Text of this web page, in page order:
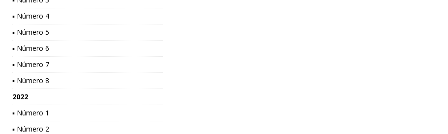
▪ Número 4
▪ Número 5
▪ Número 6
▪ Número 7
▪ Número 8
2022
▪ Número 1
▪ Número 2